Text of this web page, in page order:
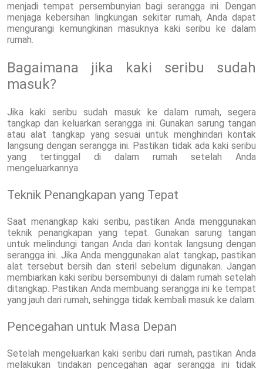
menjadi tempat persembunyian bagi serangga ini. Dengan
menjaga kebersihan lingkungan sekitar rumah, Anda dapat
mengurangi kemungkinan masuknya kaki seribu ke dalam
rumah.
Bagaimana jika kaki seribu sudah
masuk?
Jika kaki seribu sudah masuk ke dalam rumah, segera
tangkap dan keluarkan serangga ini. Gunakan sarung tangan
atau alat tangkap yang sesuai untuk menghindari kontak
langsung dengan serangga ini. Pastikan tidak ada kaki seribu
yang tertinggal di dalam rumah setelah Anda
mengeluarkannya.
Teknik Penangkapan yang Tepat
Saat menangkap kaki seribu, pastikan Anda menggunakan
teknik penangkapan yang tepat. Gunakan sarung tangan
untuk melindungi tangan Anda dari kontak langsung dengan
serangga ini. Jika Anda menggunakan alat tangkap, pastikan
alat tersebut bersih dan steril sebelum digunakan. Jangan
membiarkan kaki seribu bersembunyi di dalam rumah setelah
ditangkap. Pastikan Anda membuang serangga ini ke tempat
yang jauh dari rumah, sehingga tidak kembali masuk ke dalam.
Pencegahan untuk Masa Depan
Setelah mengeluarkan kaki seribu dari rumah, pastikan Anda
melakukan tindakan pencegahan agar serangga ini tidak